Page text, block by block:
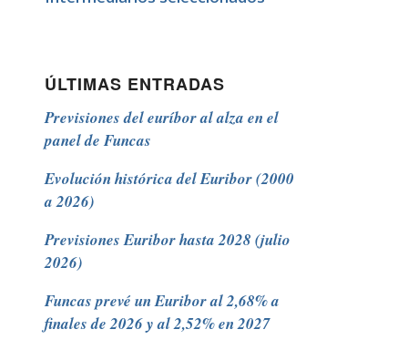
ÚLTIMAS ENTRADAS
Previsiones del euríbor al alza en el
panel de Funcas
Evolución histórica del Euribor (2000
a 2026)
Previsiones Euribor hasta 2028 (julio
2026)
Funcas prevé un Euribor al 2,68% a
finales de 2026 y al 2,52% en 2027